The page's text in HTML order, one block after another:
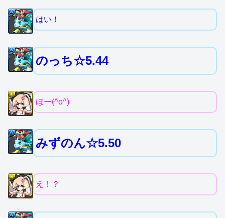
はい！
のっち☆5.44
ほー(^o^)
みずのん☆5.50
え！？